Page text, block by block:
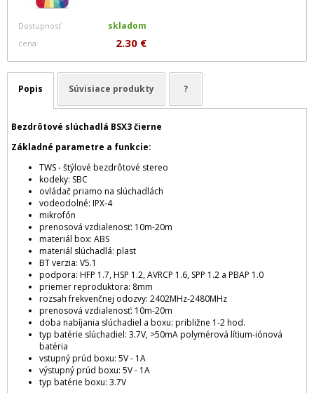
Dostupnosť skladom
cena 2.30 €
Popis Súvisiace produkty ?
Bezdrôtové slúchadlá BSX3 čierne
Základné parametre a funkcie:
TWS - štýlové bezdrôtové stereo
kodeky: SBC
ovládač priamo na slúchadlách
vodeodolné: IPX-4
mikrofón
prenosová vzdialenosť: 10m-20m
materiál box: ABS
materiál slúchadlá: plast
BT verzia: V5.1
podpora: HFP 1.7, HSP 1.2, AVRCP 1.6, SPP 1.2 a PBAP 1.0
priemer reproduktora: 8mm
rozsah frekvenčnej odozvy: 2402MHz-2480MHz
prenosová vzdialenosť: 10m-20m
doba nabíjania slúchadiel a boxu: približne 1-2 hod.
typ batérie slúchadiel: 3.7V, >50mA polymérová lítium-iónová
batéria
vstupný prúd boxu: 5V - 1A
výstupný prúd boxu: 5V - 1A
typ batérie boxu: 3.7V